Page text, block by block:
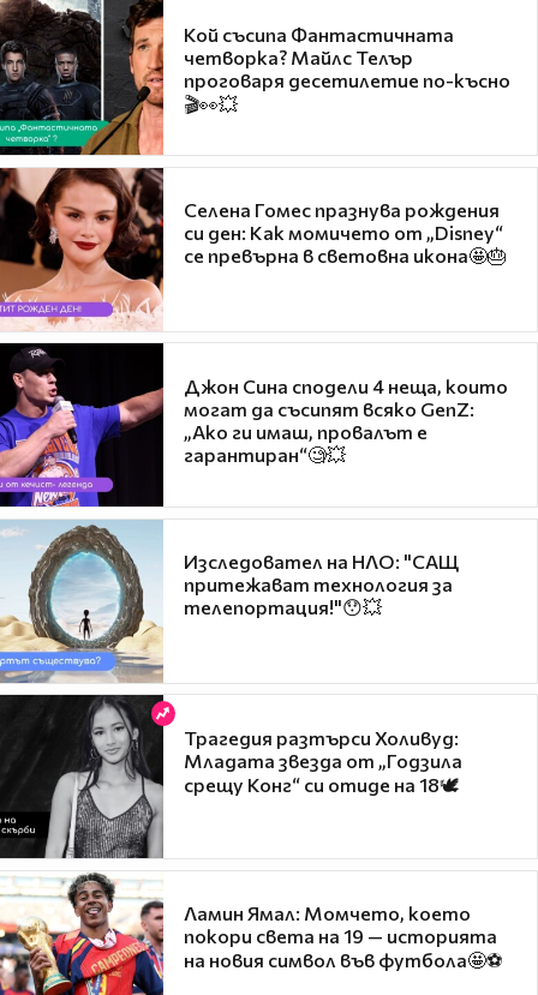
Кой съсипа Фантастичната
четворка? Майлс Телър
проговаря десетилетие по-късно
🎬👀💥
Селена Гомес празнува рождения
си ден: Как момичето от „Disney“
се превърна в световна икона🤩🎂
Джон Сина сподели 4 неща, които
могат да съсипят всяко GenZ:
„Ако ги имаш, провалът е
гарантиран“🧐💥
Изследовател на НЛО: "САЩ
притежават технология за
телепортация!"😯💥
Трагедия разтърси Холивуд:
Младата звезда от „Годзила
срещу Конг“ си отиде на 18🕊️
Ламин Ямал: Момчето, което
покори света на 19 — историята
на новия символ във футбола🤩⚽